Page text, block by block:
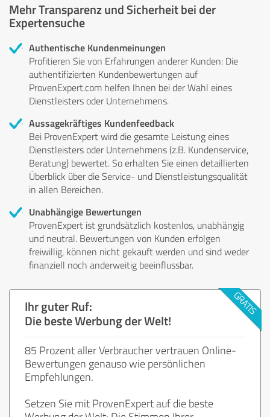
Mehr Transparenz und Sicherheit bei der
Expertensuche
Authentische Kundenmeinungen
Profitieren Sie von Erfahrungen anderer Kunden: Die
authentifizierten Kundenbewertungen auf
ProvenExpert.com helfen Ihnen bei der Wahl eines
Dienstleisters oder Unternehmens.
Aussagekräftiges Kundenfeedback
Bei ProvenExpert wird die gesamte Leistung eines
Dienstleisters oder Unternehmens (z.B. Kundenservice,
Beratung) bewertet. So erhalten Sie einen detaillierten
Überblick über die Service- und Dienstleistungsqualität
in allen Bereichen.
Unabhängige Bewertungen
ProvenExpert ist grundsätzlich kostenlos, unabhängig
und neutral. Bewertungen von Kunden erfolgen
freiwillig, können nicht gekauft werden und sind weder
finanziell noch anderweitig beeinflussbar.
Ihr guter Ruf:
Die beste Werbung der Welt!
85 Prozent aller Verbraucher vertrauen Online-
Bewertungen genauso wie persönlichen
Empfehlungen.
Setzen Sie mit ProvenExpert auf die beste